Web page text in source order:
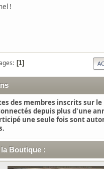
des membres inscrits sur le
depuis plus d'une
une seule fois sont
la Boutique :
!
1